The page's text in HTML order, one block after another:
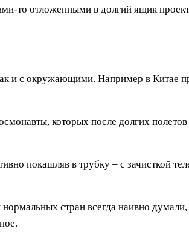
то отложенными в долгий ящик
и с окружающими. Например в Китае
которых после долгих
покашляв в трубку – с зачисткой
стран всегда наивно